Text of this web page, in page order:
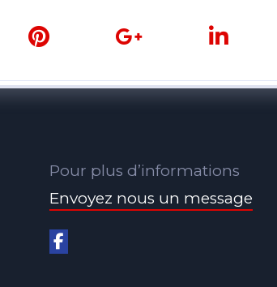
Pour plus d’informations
Envoyez nous un message